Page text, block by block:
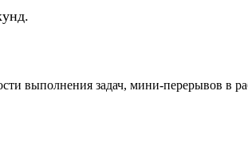
выполнения задач, мини-перерывов в